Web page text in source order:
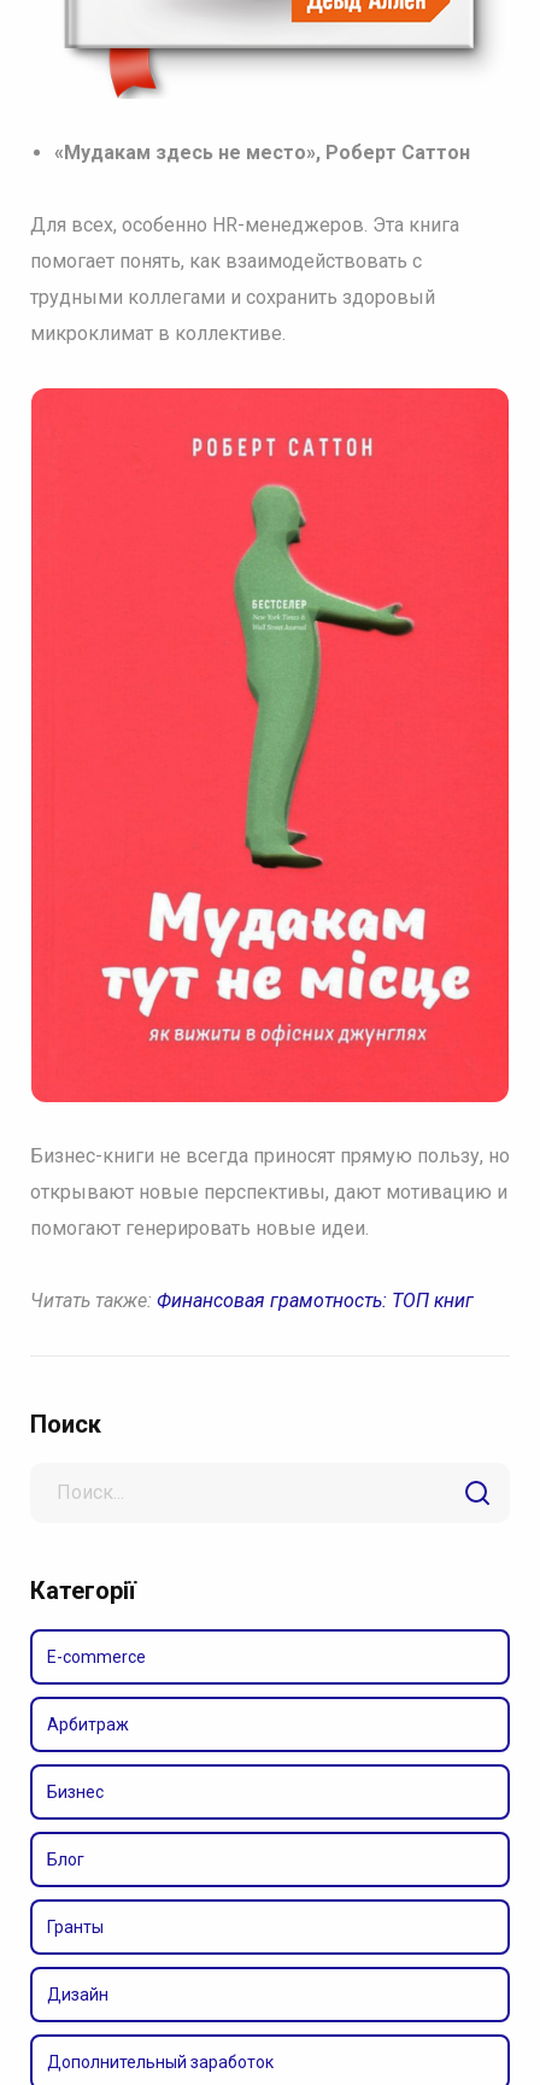
«Мудакам здесь не место», Роберт Саттон
Для всех, особенно HR-менеджеров. Эта книга
помогает понять, как взаимодействовать с
трудными коллегами и сохранить здоровый
микроклимат в коллективе.
Бизнес-книги не всегда приносят прямую пользу, но
открывают новые перспективы, дают мотивацию и
помогают генерировать новые идеи.
Читать также: Финансовая грамотность: ТОП книг
Поиск
Категорії
E-commerce
Арбитраж
Бизнес
Блог
Гранты
Дизайн
Дополнительный заработок